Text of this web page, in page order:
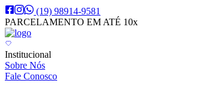
(19) 98914-9581
PARCELAMENTO EM ATÉ 10x
Institucional
Sobre Nós
Fale Conosco